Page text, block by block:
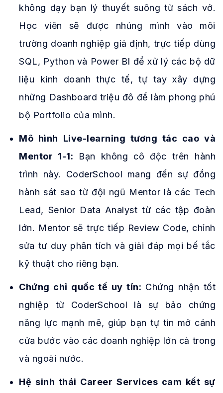
không dạy bạn lý thuyết suông từ sách vở.
Học viên sẽ được nhúng mình vào môi
trường doanh nghiệp giả định, trực tiếp dùng
SQL, Python và Power BI để xử lý các bộ dữ
liệu kinh doanh thực tế, tự tay xây dựng
những Dashboard triệu đô để làm phong phú
bộ Portfolio của mình.
Mô hình Live-learning tương tác cao và
Mentor 1-1: Bạn không cô độc trên hành
trình này. CoderSchool mang đến sự đồng
hành sát sao từ đội ngũ Mentor là các Tech
Lead, Senior Data Analyst từ các tập đoàn
lớn. Mentor sẽ trực tiếp Review Code, chỉnh
sửa tư duy phân tích và giải đáp mọi bế tắc
kỹ thuật cho riêng bạn.
Chứng chỉ quốc tế uy tín: Chứng nhận tốt
nghiệp từ CoderSchool là sự bảo chứng
năng lực mạnh mẽ, giúp bạn tự tin mở cánh
cửa bước vào các doanh nghiệp lớn cả trong
và ngoài nước.
Hệ sinh thái Career Services cam kết sự